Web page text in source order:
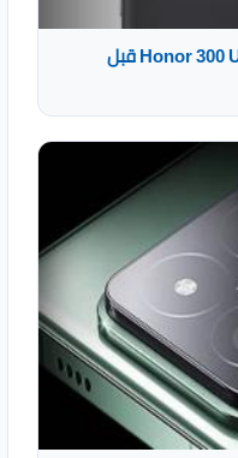
تسريب صور ومواصفات هاتف Honor 300 Ultra قبل